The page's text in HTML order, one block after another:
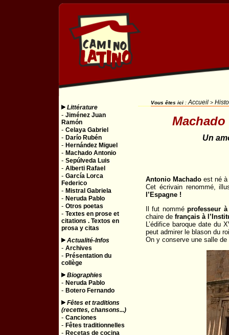
Littérature
- Jiménez Juan
Ramón
- Celaya Gabriel
- Darío Rubén
- Hernández Miguel
- Machado Antonio
- Sepúlveda Luis
- Alberti Rafael
- García Lorca
Federico
- Mistral Gabriela
- Neruda Pablo
- Otros poetas
- Textes en prose et
citations . Textos en
prosa y citas
Actualité-Infos
- Archives
- Présentation du
collège
Biographies
- Neruda Pablo
- Botero Fernando
Fêtes et traditions
(recettes, chansons...)
- Canciones
- Fêtes traditionnelles
- Recetas de cocina
Vous êtes ici : Accueil >
Un
Antonio Machado est né à
Cet écrivain renommé,
l’Espagne !
Il fut nomméprofesseur
chaire de français à
L’édifice baroque date du
peut admirer le blason du
On y conserve une salle